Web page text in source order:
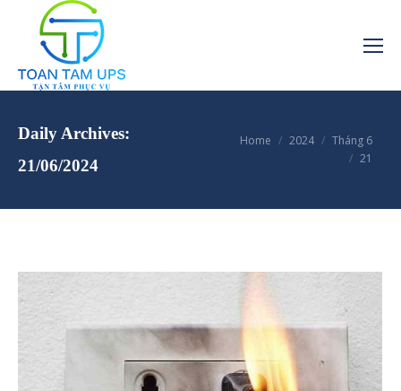
Daily Archives:
21/06/2024
You are here:
Home 2024
Tháng 6
21